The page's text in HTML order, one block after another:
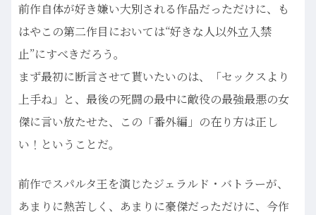
前作自体が好き嫌い大別される作品だっただけに、も
はやこの第二作目においては“好きな人以外立入禁
止”にすべきだろう。
まず最初に断言させて貰いたいのは、「セックスより
上手ね」と、最後の死闘の最中に敵役の最強最悪の女
傑に言い放たせた、この「番外編」の在り方は正し
い！ということだ。
前作でスパルタ王を演じたジェラルド・バトラーが、
あまりに熱苦しく、あまりに豪傑だっただけに、今作